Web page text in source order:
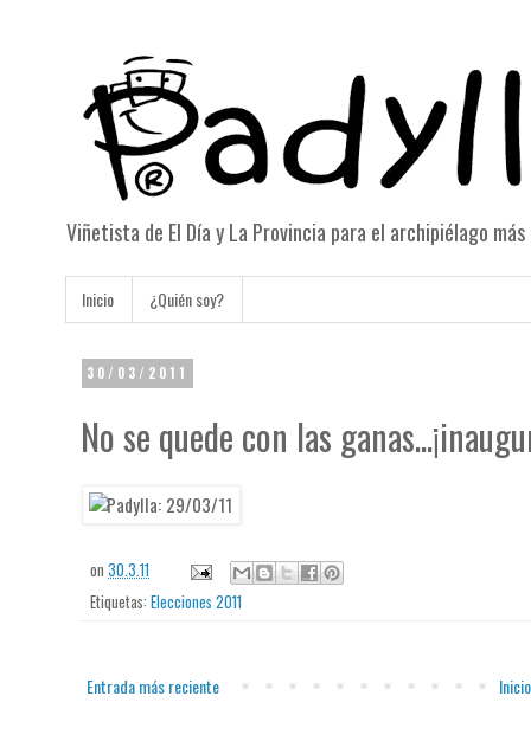
Viñetista de El Día y La Provincia para el archipiélago
Inicio ¿Quién soy?
30/03/2011
No se quede con las
on30.3.11
Etiquetas:Elecciones 2011
Entrada más reciente Inicio